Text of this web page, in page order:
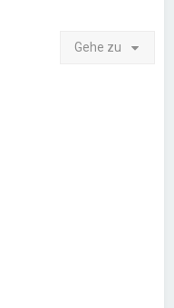
Gehe zu